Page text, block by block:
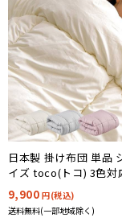
日本製 掛け布団 単品
イズ toco(トコ) 3色対
9,900円(税込)
送料無料(一部地域除く)